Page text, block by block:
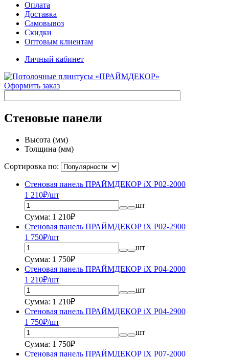
Оплата
Доставка
Самовывоз
Скидки
Оптовым клиентам
Личный кабинет
Оформить заказ
Стеновые панели
Высота (мм)
Толщина (мм)
Сортировка по:
Стеновая панель ПРАЙМДЕКОР iX P02-2000
1 210₽/шт
шт
Сумма: 1 210₽
Стеновая панель ПРАЙМДЕКОР iX P02-2900
1 750₽/шт
шт
Сумма: 1 750₽
Стеновая панель ПРАЙМДЕКОР iX P04-2000
1 210₽/шт
шт
Сумма: 1 210₽
Стеновая панель ПРАЙМДЕКОР iX P04-2900
1 750₽/шт
шт
Сумма: 1 750₽
Стеновая панель ПРАЙМДЕКОР iX P07-2000